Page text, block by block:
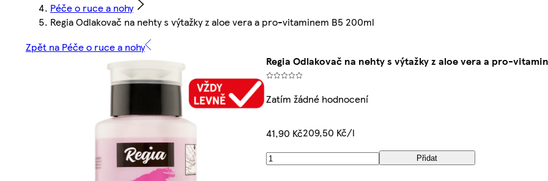
Péče o ruce a nohy
Regia Odlakovač na nehty s výtažky z aloe vera a pro-vitaminem B5 200ml
Zpět na Péče o ruce a nohy
Regia Odlakovač na nehty s výtažky z aloe vera a pro-
Zatím žádné hodnocení
41,90 Kč209,50 Kč/l
Přidat